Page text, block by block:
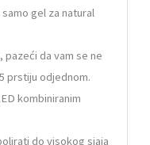
gel za natural
pazeći da vam se ne
prstiju odjednom.
kombiniranim
do visokog sjaja